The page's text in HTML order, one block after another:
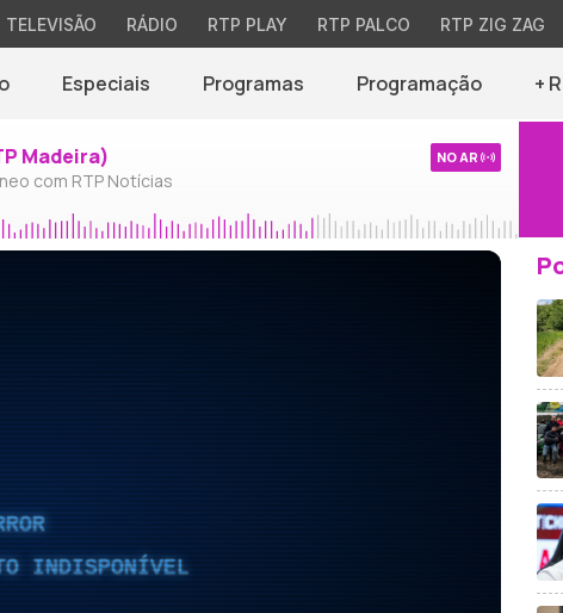
TELEVISÃO RÁDIO RTP PLAY RTP PALCO RTP ZIG ZAG
Especiais Programas Programação +
Madeira)
com RTP Notícias
NO AR
INDISPONÍVEL